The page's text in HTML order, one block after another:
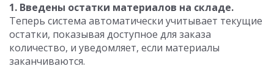
1. Введены остатки материалов на складе.
Теперь система автоматически учитывает текущие
остатки, показывая доступное для заказа
количество, и уведомляет, если материалы
заканчиваются.